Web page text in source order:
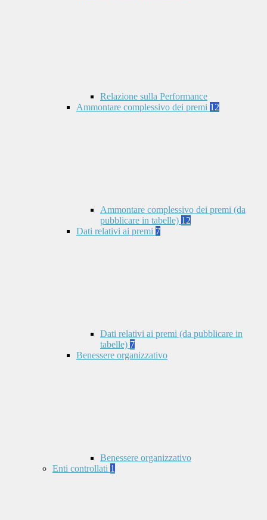
Relazione sulla Performance
Ammontare complessivo dei premi 12
Ammontare complessivo dei premi (da
pubblicare in tabelle) 12
Dati relativi ai premi 7
Dati relativi ai premi (da pubblicare in
tabelle) 7
Benessere organizzativo
Benessere organizzativo
Enti controllati 1